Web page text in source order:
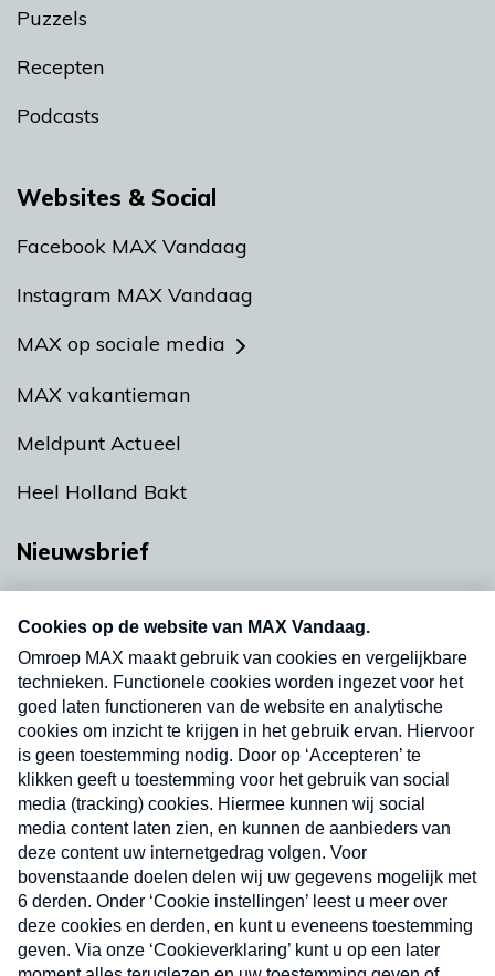
Puzzels
Recepten
Podcasts
Websites & Social
Facebook MAX Vandaag
Instagram MAX Vandaag
MAX op sociale media
MAX vakantieman
Meldpunt Actueel
Heel Holland Bakt
Nieuwsbrief
Neem hier een gratis abonnement op onze
nieuwsbrief. Elke vrijdag- en dinsdagochtend in
uw mailbox.
Verzend
Nieuwsbrief
Neem hier een gratis abonnement op onze